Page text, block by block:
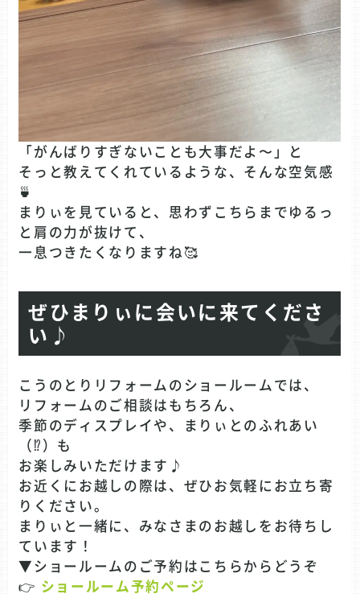
「がんばりすぎないことも大事だよ〜」と
そっと教えてくれているような、そんな空気感
🍵
まりぃを見ていると、思わずこちらまでゆるっ
と肩の力が抜けて、
一息つきたくなりますね🥰
ぜひまりぃに会いに来てくださ
い♪
こうのとりリフォームのショールームでは、
リフォームのご相談はもちろん、
季節のディスプレイや、まりぃとのふれあい
（⁉）も
お楽しみいただけます♪
お近くにお越しの際は、ぜひお気軽にお立ち寄
りください。
まりぃと一緒に、みなさまのお越しをお待ちし
ています！
▼ショールームのご予約はこちらからどうぞ
👉 ショールーム予約ページ